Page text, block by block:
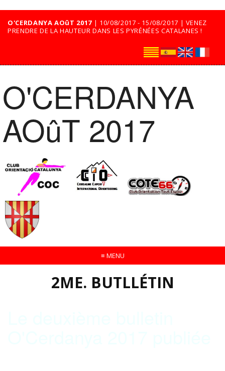
O'CERDANYA AOûT 2017 | 10/08/2017 - 15/08/2017 | VENEZ
PRENDRE DE LA HAUTEUR DANS LES PYRÉNÉES CATALANES !
O'CERDANYA
AOûT 2017
≡ MENU
2ME. BUTLLÉTIN